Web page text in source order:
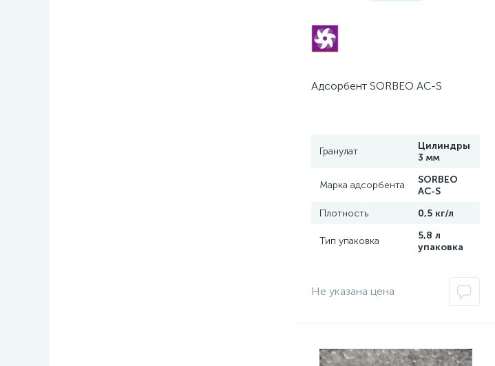
Адсорбент SORBEO AC-S
Гранулат
Цилиндры
3 мм
Марка адсорбента
SORBEO
AC-S
Плотность
0,5 кг/л
Тип упаковка
5,8 л
упаковка
Не указана цена